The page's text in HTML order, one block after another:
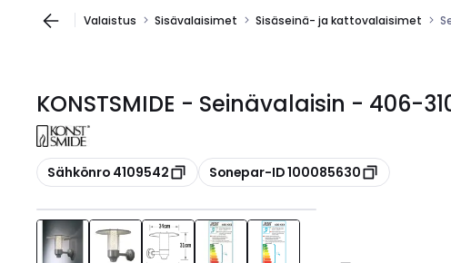
Valaistus Sisävalaisimet Sisäseinä- ja kattovalaisimet
KONSTSMIDE - Seinävalaisin - 406-
Kopioi
Sähkönro 4109542 Kopioi
Sonepar-ID 100085630